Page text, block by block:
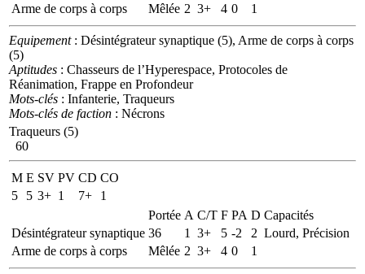
Arme de corps à corps
Mêlée 2 3+ 4 0 1
Equipement: Désintégrateur synaptique (5), Arme de corps à corps
(5)
Aptitudes : Chasseurs de l’Hyperespace, Protocoles de
Réanimation, Frappe en Profondeur
Mots-clés : Infanterie, Traqueurs
Mots-clés de faction : Nécrons
Traqueurs (5)
60
M E SV PV CD CO
5
5 3+ 1 7+
1
Portée A C/T F PA D Capacités
Désintégrateur synaptique 36 1 3+ 5 -2 2 Lourd, Précision
Arme de corps à corps
Mêlée 2 3+ 4 0 1